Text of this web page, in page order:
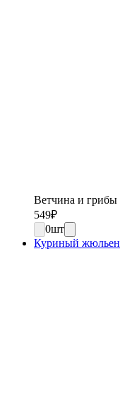
Ветчина и грибы
549₽
0шт
Куриный жюльен